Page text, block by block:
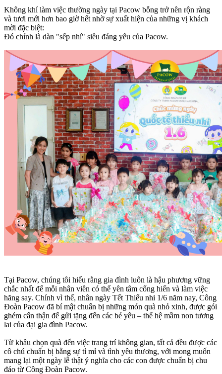
Không khí làm việc thường ngày tại Pacow bỗng trở nên rộn ràng
và tươi mới hơn bao giờ hết nhờ sự xuất hiện của những vị khách
mời đặc biệt:
Đó chính là dàn "sếp nhí" siêu đáng yêu của Pacow.
Tại Pacow, chúng tôi hiểu rằng gia đình luôn là hậu phương vững
chắc nhất để mỗi nhân viên có thể yên tâm cống hiến và làm việc
hăng say. Chính vì thế, nhân ngày Tết Thiếu nhi 1/6 năm nay, Công
Đoàn Pacow đã bí mật chuẩn bị những món quà nhỏ xinh, được gói
ghém cẩn thận để gửi tặng đến các bé yêu – thế hệ mầm non tương
lai của đại gia đình Pacow.
Từ khâu chọn quà đến việc trang trí không gian, tất cả đều được các
cô chú chuẩn bị bằng sự tỉ mỉ và tình yêu thương, với mong muốn
mang lại một ngày lễ thật ý nghĩa cho các con được chuẩn bị chu
đáo từ Công Đoàn Pacow.